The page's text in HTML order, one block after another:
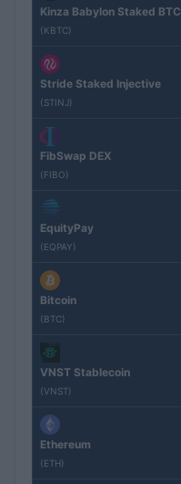
Kinza Babylon Staked BTC
(KBTC)
Stride Staked Injective
(STINJ)
FibSwap DEX
(FIBO)
EquityPay
(EQPAY)
Bitcoin
(BTC)
VNST Stablecoin
(VNST)
Ethereum
(ETH)